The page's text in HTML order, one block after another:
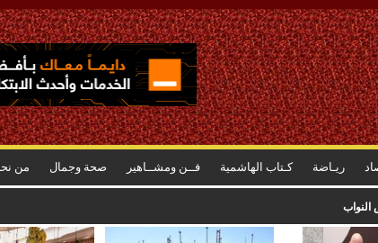
ريـاضة كـتاب الهاشمية فــن ومشــاهير صحة وجمال من